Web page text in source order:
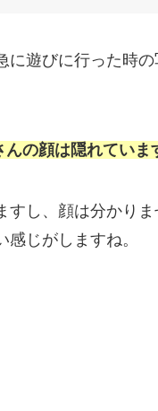
に遊びに行った時
の顔は隠れていま
すし、顔は分かり
感じがしますね。